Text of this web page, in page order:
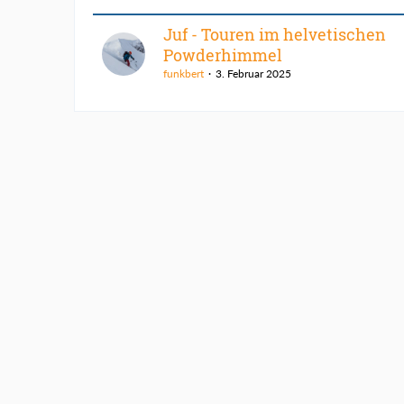
Juf - Touren im helvetischen
Powderhimmel
funkbert 3. Februar 2025